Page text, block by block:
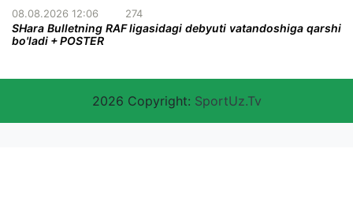
08.08.2026 12:06 274
SHara Bulletning RAF ligasidagi debyuti vatandoshiga qarshi
bo'ladi + POSTER
2026 Copyright: SportUz.Tv